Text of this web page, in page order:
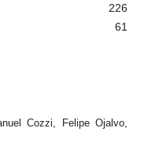
226
61
Cozzi, Felipe Ojalvo,